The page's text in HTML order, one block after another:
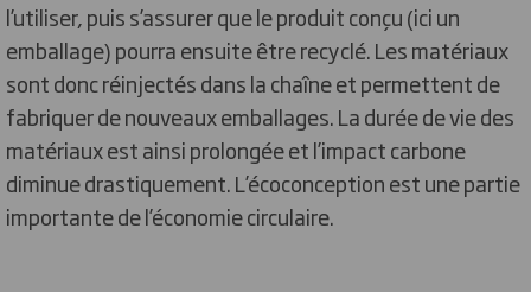
l’utiliser, puis s’assurer que le produit conçu (ici un
emballage) pourra ensuite être recyclé. Les matériaux
sont donc réinjectés dans la chaîne et permettent de
fabriquer de nouveaux emballages. La durée de vie des
matériaux est ainsi prolongée et l’impact carbone
diminue drastiquement. L’écoconception est une partie
importante de l’économie circulaire.